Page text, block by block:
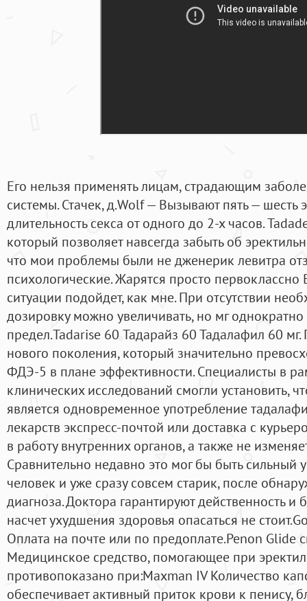
Его нельзя применять лицам, страдающим
системы. Стачек, д.Wolf — Вызывают пять — шесть
длительность секса от одного до 2-х часов.
который позволяет навсегда забыть об
что мои проблемы были не дженерик левитра
психологические. Жарятся просто
ситуации подойдет, как мне. При отсутствии
дозировку можно увеличивать, но мг
предел.Tadarise 60 Тадарайз 60 Тадалафил 60 мг.
нового поколения, который значительно
ФДЭ-5 в плане эффективности. Специалисты в
клинических исследований смогли установить,
является одновременное употребление
лекарств экспресс-почтой или доставка с
в работу внутренних органов, а также не
Сравнительно недавно это мог бы быть
человек и уже сразу совсем старик, после
диагноза. Доктора гарантируют действенность и
насчет ухудшения здоровья опасаться не
Оплата на почте или по предоплате.Penon Glide
Медицинское средство, помогающее при
противопоказано при:Maxman IV Количество
обеспечивает активный приток крови к пенису,